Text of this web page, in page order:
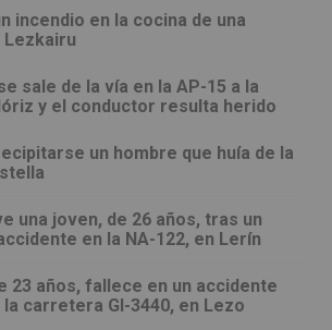
incendio en la cocina de una
Lezkairu
sale de la vía en la AP-15 a la
y el conductor resulta herido
un hombre que huía de la
una joven, de 26 años, tras un
en la NA-122, en Lerín
23 años, fallece en un accidente
carretera GI-3440, en Lezo